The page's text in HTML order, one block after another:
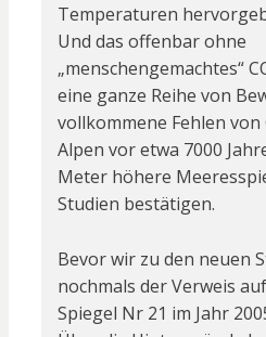
Temperaturen
Und das offenbar ohne
„menschengemachtes“
eine ganze Reihe von
vollkommene Fehlen
Alpen vor etwa 7000
Meter höhere
Studien bestätigen.
Bevor wir zu den neuen
nochmals der Verweis
Spiegel Nr 21 im Jahr